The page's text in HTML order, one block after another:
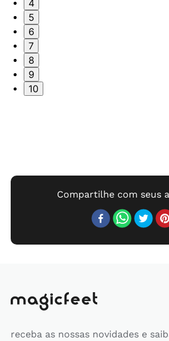
4
5
6
7
8
9
10
receba as nossas novidades e